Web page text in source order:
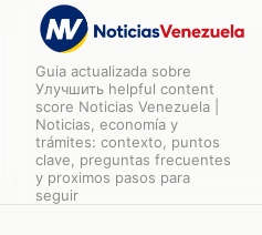
Guia actualizada sobre
Улучшить helpful content
score Noticias Venezuela |
Noticias, economía y
trámites: contexto, puntos
clave, preguntas frecuentes
y proximos pasos para
seguir